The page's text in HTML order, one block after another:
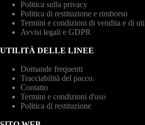
Politica sulla privacy
Politica di restituzione e rimborso
Termini e condizioni di vendita e di
Avvisi legali e GDPR
UTILITÀ DELLE LINEE
Domande frequenti
Tracciabilità del pacco.
Contatto
Termini e condizioni d'uso
Politica di restituzione